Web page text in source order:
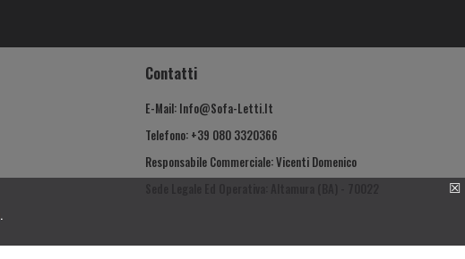
Contatti
E-Mail: Info@sofa-Letti.it
Telefono: +39 080 3320366
Responsabile Commerciale: Vicenti Domenico
.
☒